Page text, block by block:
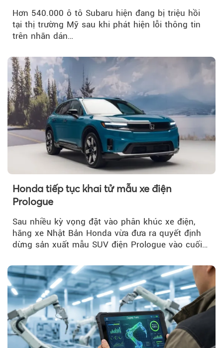
Hơn 540.000 ô tô Subaru hiện đang bị triệu hồi
tại thị trường Mỹ sau khi phát hiện lỗi thông tin
trên nhãn dán…
Honda tiếp tục khai tử mẫu xe điện
Prologue
Sau nhiều kỳ vọng đặt vào phân khúc xe điện,
hãng xe Nhật Bản Honda vừa đưa ra quyết định
dừng sản xuất mẫu SUV điện Prologue vào cuối